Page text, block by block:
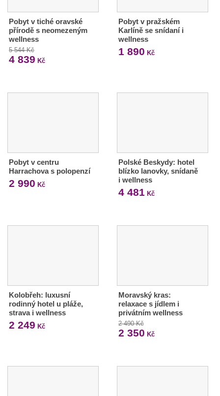
Pobyt v tiché oravské
přírodě s neomezeným
wellness
5 544 Kč
4 839 Kč
Pobyt v pražském
Karlíně se snídaní i
wellness
1 890 Kč
Pobyt v centru
Harrachova s polopenzí
2 990 Kč
Polské Beskydy: hotel
blízko lanovky, snídaně
i wellness
4 481 Kč
Kolobřeh: luxusní
rodinný hotel u pláže,
strava i wellness
2 249 Kč
Moravský kras:
relaxace s jídlem i
privátním wellness
2 490 Kč
2 350 Kč